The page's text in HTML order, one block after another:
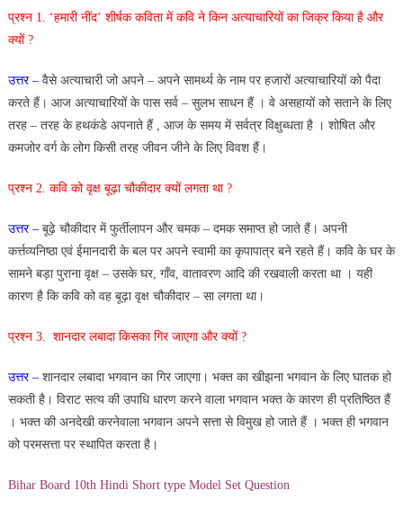
प्रश्न 1. ‘हमारी नींद’ शीर्षक कविता में कवि ने किन अत्याचारियों का जिक्र किया है और
क्यों ?
उत्तर –वैसे अत्याचारी जो अपने – अपने सामर्थ्य के नाम पर हजारों अत्याचारियों को पैदा
करते हैं। आज अत्याचारियों के पास सर्व – सुलभ साधन हैं । वे असहायों को सताने के लिए
तरह – तरह के हथकंडे अपनाते हैं , आज के समय में सर्वत्र विक्षुब्धता है । शोषित और
कमजोर वर्ग के लोग किसी तरह जीवन जीने के लिए विवश हैं।
प्रश्न 2. कवि को वृक्ष बूढ़ा चौकीदार क्यों लगता था ?
उत्तर –बूढ़े चौकीदार में फुर्तीलापन और चमक – दमक समाप्त हो जाते हैं। अपनी
कर्त्तव्यनिष्ठा एवं ईमानदारी के बल पर अपने स्वामी का कृपापात्र बने रहते हैं। कवि के घर के
सामने बड़ा पुराना वृक्ष – उसके घर, गाँव, वातावरण आदि की रखवाली करता था । यही
कारण है कि कवि को वह बूढ़ा वृक्ष चौकीदार – सा लगता था।
प्रश्न 3. शानदार लबादा किसका गिर जाएगा और क्यों ?
उत्तर –शानदार लबादा भगवान का गिर जाएगा। भक्त का खीझना भगवान के लिए घातक हो
सकती है। विराट सत्य की उपाधि धारण करने वाला भगवान भक्त के कारण ही प्रतिष्ठित हैं
। भक्त की अनदेखी करनेवाला भगवान अपने सत्ता से विमुख हो जाते हैं । भक्त ही भगवान
को परमसत्ता पर स्थापित करता है।
Bihar Board 10th Hindi Short type Model Set Question